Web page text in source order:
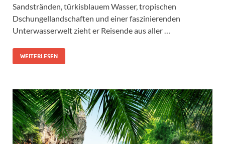
Sandstränden, türkisblauem Wasser, tropischen
Dschungellandschaften und einer faszinierenden
Unterwasserwelt zieht er Reisende aus aller …
WEITERLESEN